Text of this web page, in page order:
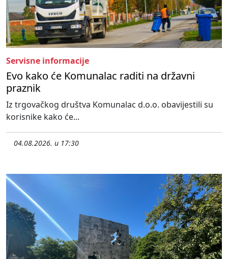
Servisne informacije
Evo kako će Komunalac raditi na državni
praznik
Iz trgovačkog društva Komunalac d.o.o. obavijestili su
korisnike kako će...
04.08.2026. u 17:30